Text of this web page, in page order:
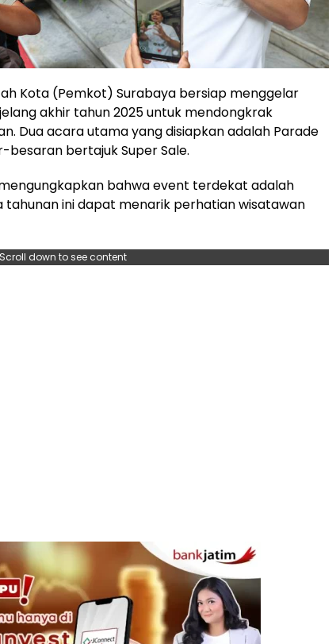
Kota (Pemkot) Surabaya bersiap menggelar
akhir tahun 2025 untuk mendongkrak
Dua acara utama yang disiapkan adalah Parade
bertajuk Super Sale.
bahwa event terdekat adalah
tahunan ini dapat menarik perhatian wisatawan
Scroll down to see content